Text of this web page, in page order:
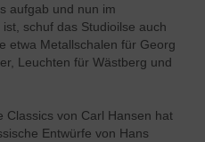
aufgab und nun im
schuf das Studioilse auch
etwa Metallschalen für Georg
Leuchten für Wästberg und
Classics von Carl Hansen hat
Entwürfe von Hans